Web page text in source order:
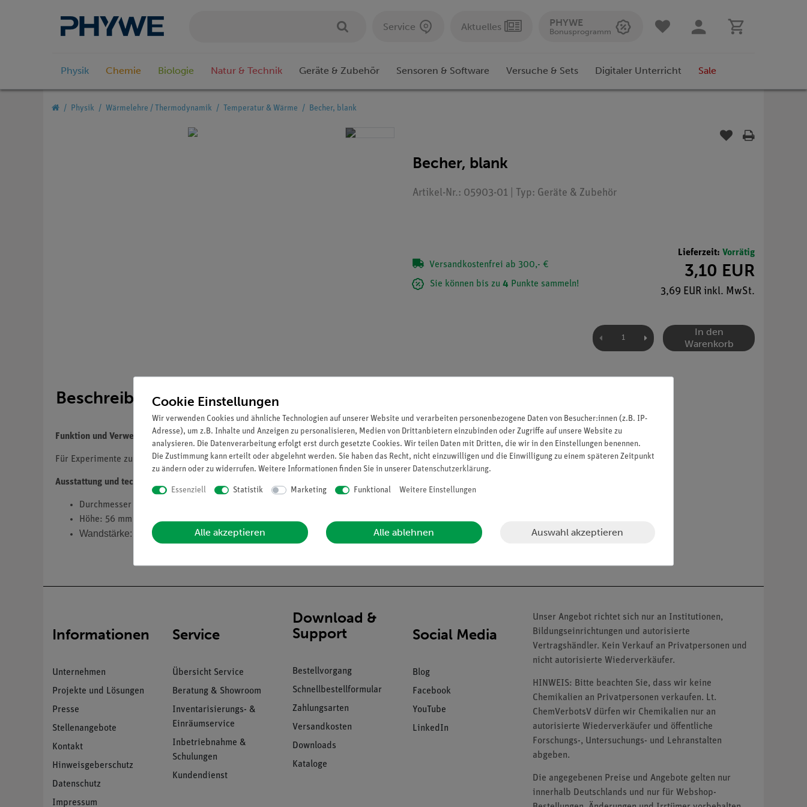
Service Aktuelles PHYWE
Bonusprogramm
Physik Chemie Biologie Natur & Technik Geräte & Zubehör Sensoren & Software Versuche & Sets Digitaler Unterricht Sale
Physik Wärmelehre / Thermodynamik Temperatur & Wärme Becher, blank
Becher, blank
Artikel-Nr.: 05903-01 | Typ: Geräte & Zubehör
Versandkostenfrei ab 300,- €
Sie können bis zu 4 Punkte sammeln!
Lieferzeit: Vorrätig
3,10 EUR
3,69 EUR inkl. MwSt.
In den
Warenkorb
Beschreibung
Funktion und Verwendung
Für Experimente zur Absorption.
Ausstattung und technische Daten
Durchmesser außen: 45 mm
Höhe: 56 mm
Wandstärke: ca. 1,3 mm
Informationen
Unternehmen
Projekte und Lösungen
Presse
Stellenangebote
Kontakt
Hinweisgeberschutz
Datenschutz
Impressum
Service
Übersicht Service
Beratung & Showroom
Inventarisierungs- &
Einräumservice
Inbetriebnahme &
Schulungen
Kundendienst
Download &
Support
Bestellvorgang
Schnellbestellformular
Zahlungsarten
Versandkosten
Downloads
Kataloge
Social Media
Blog
Facebook
YouTube
LinkedIn
Unser Angebot richtet sich nur an Institutionen,
Bildungseinrichtungen und autorisierte
Vertragshändler. Kein Verkauf an Privatpersonen und
nicht autorisierte Wiederverkäufer.
HINWEIS: Bitte beachten Sie, dass wir keine
Chemikalien an Privatpersonen verkaufen. Lt.
ChemVerbotsV dürfen wir Chemikalien nur an
autorisierte Wiederverkäufer und öffentliche
Forschungs-, Untersuchungs- und Lehranstalten
abgeben.
Die angegebenen Preise und Angebote gelten nur
innerhalb Deutschlands und nur für Webshop-
Cookie Einstellungen
Wir verwenden Cookies und ähnliche Technologien auf unserer Website und verarbeiten personenbezogene Daten von Besucher:innen (z.B. IP-
Adresse), um z.B. Inhalte und Anzeigen zu personalisieren, Medien von Drittanbietern einzubinden oder Zugriffe auf unsere Website zu
analysieren. Die Datenverarbeitung erfolgt erst durch gesetzte Cookies. Wir teilen Daten mit Dritten, die wir in den Einstellungen benennen.
Die Zustimmung kann erteilt oder abgelehnt werden. Sie haben das Recht, nicht einzuwilligen und die Einwilligung zu einem späteren Zeitpunkt
zu ändern oder zu widerrufen. Weitere Informationen finden Sie in unserer Daten­schutz­erklärung.
Essenziell Statistik Marketing Funktional Weitere Einstellungen
Alle akzeptieren Alle ablehnen Auswahl akzeptieren